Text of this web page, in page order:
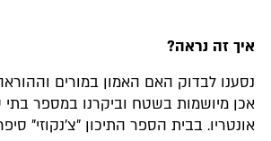
איך זה נראה?
נסענו לבדוק האם האמון במורים
אכן מיושמות בשטח וביקרנו במספר
אונטריו. בבית הספר התיכון "צ׳נקוזי"